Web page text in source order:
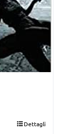
Dettagli